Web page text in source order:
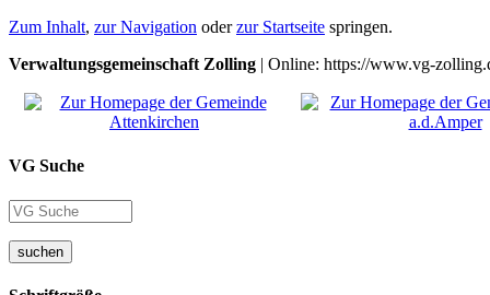
Zum Inhalt, zur Navigation oderzur Startseite springen.
Verwaltungsgemeinschaft Zolling | Online: https://www.vg-
VG Suche
suchen